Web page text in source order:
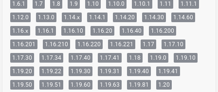
1.6.1
1.7 1.8 1.9 1.10 1.10.0 1.10.1 1.11
1.11.1
1.12.0
1.13.0 1.14.x 1.14.1 1.14.20 1.14.30
1.14.60
1.16.x
1.16.1 1.16.10 1.16.20 1.16.40
1.16.200
1.16.201
1.16.210 1.16.220 1.16.221 1.17
1.17.10
1.17.30
1.17.34 1.17.40 1.17.41 1.18 1.19.0
1.19.10
1.19.20
1.19.22 1.19.30 1.19.31 1.19.40
1.19.41
1.19.50
1.19.51 1.19.60 1.19.63 1.19.81 1.20